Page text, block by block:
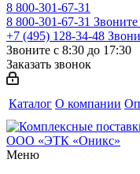
8 800-301-67-31
8 800-301-67-31
+7 (495) 128-34-48
Звоните с 8:30 до 17:30
Заказать звонок
Каталог О компании
Меню